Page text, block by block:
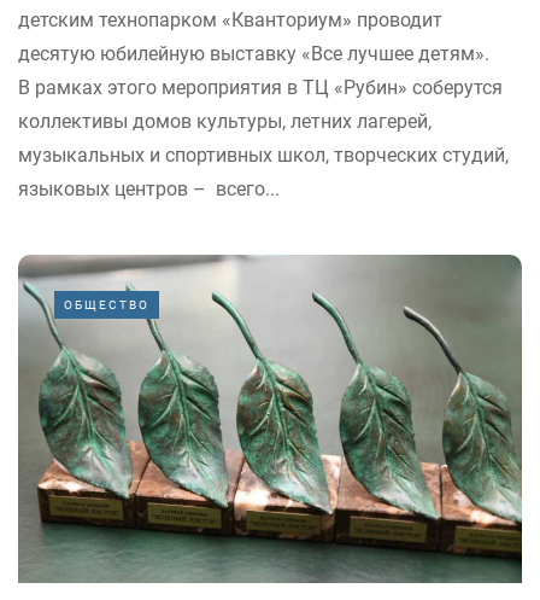
детским технопарком «Кванториум» проводит
десятую юбилейную выставку «Все лучшее детям».
В рамках этого мероприятия в ТЦ «Рубин» соберутся
коллективы домов культуры, летних лагерей,
музыкальных и спортивных школ, творческих студий,
языковых центров – всего...
ОБЩЕСТВО